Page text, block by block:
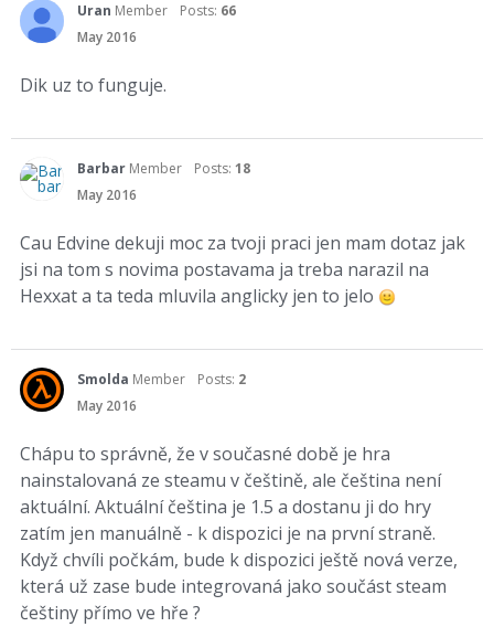
Uran Member Posts: 66
May 2016
Dik uz to funguje.
Barbar Member Posts: 18
May 2016
Cau Edvine dekuji moc za tvoji praci jen mam dotaz jak
jsi na tom s novima postavama ja treba narazil na
Hexxat a ta teda mluvila anglicky jen to jelo
Smolda Member Posts: 2
May 2016
Chápu to správně, že v současné době je hra
nainstalovaná ze steamu v češtině, ale čeština není
aktuální. Aktuální čeština je 1.5 a dostanu ji do hry
zatím jen manuálně - k dispozici je na první straně.
Když chvíli počkám, bude k dispozici ještě nová verze,
která už zase bude integrovaná jako součást steam
češtiny přímo ve hře ?